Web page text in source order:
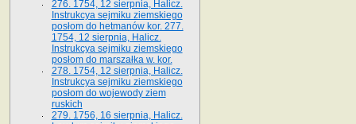
276. 1754, 12 sierpnia, Halicz.
Instrukcya sejmiku ziemskiego
posłom do hetmanów kor. 277.
1754, 12 sierpnia, Halicz.
Instrukcya sejmiku ziemskiego
posłom do marszałka w. kor.
278. 1754, 12 sierpnia, Halicz.
Instrukcya sejmiku ziemskiego
posłom do wojewody ziem
ruskich
279. 1756, 16 sierpnia, Halicz.